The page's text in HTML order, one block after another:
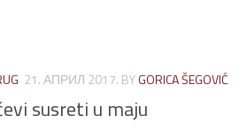
21. АПРИЛ 2017. BYGORICA ŠEGOVIĆ
susreti u maju